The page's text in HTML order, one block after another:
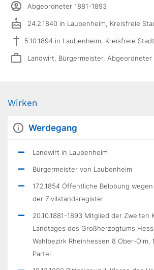
Abgeordneter 1881-1893
24.2.1840 in Laubenheim, Kreisfreie
5.10.1894 in Laubenheim, Kreisfreie
Landwirt, Bürgermeister, Abgeordneter
Wirken
Werdegang
Landwirt in Laubenheim
Bürgermeister von Laubenheim
17.2.1854 Öffentliche Belobung
der Zivilstandsregister
20.10.1881-1893 Mitglied der Zweiten
Landtages des Großherzogtums
Wahlbezirk Rheinhessen 8 Ober-Olm,
Partei